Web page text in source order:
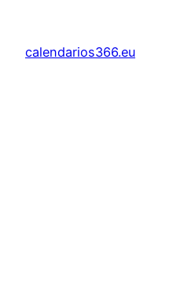
contenido
calendarios366.eu